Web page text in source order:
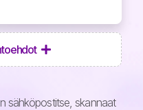
sähköpostitse, skannaat